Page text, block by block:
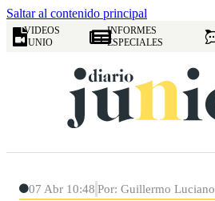
Saltar al contenido principal
VIDEOS
JUNIO
INFORMES
ESPECIALES
07 Abr 10:48 Por: Guillermo Luciano